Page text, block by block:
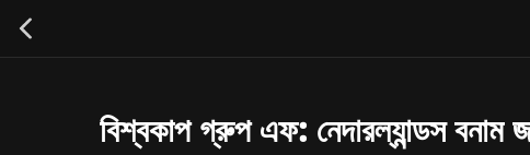
বিশ্বকাপ গ্রুপ এফ: নেদারল্যান্ডস বনাম